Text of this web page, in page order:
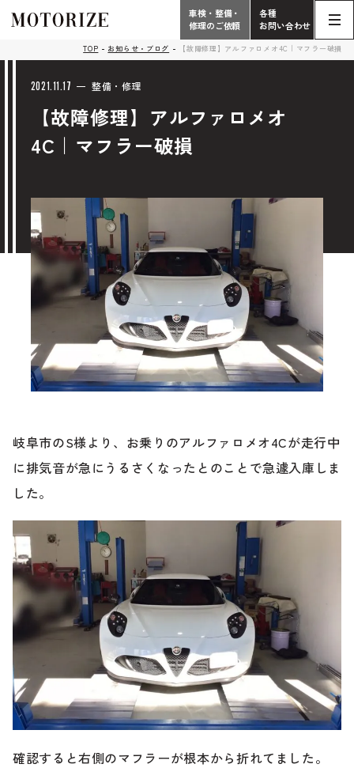
こだわり
中古車販売・在庫車情報
車検・整備・修理のご依頼
中古車探しのご依頼/その他
お問い合わせフォーム
ブランド紹介
ブログ
お客様の声
ケータハム岐阜
プライバシーポリシー
Phone
電話受付時間 10:00 - 18:30（月曜定休）
タップで電話がかかります
お問い合わせ総合
058-247-8001
タップで電話がかかります
Contact Form
24時間受付対応の
買取査定のご依頼
その他のお問い合わせ
中古車探しのご依頼・レンタカーのご相談
電話・メールなどのご連絡方法意外にも、オンラインで
のご相談も可能です。
お問い合わせフォームにて、オンラインでのご連絡をご
希望ください。
Contact
車検・整備・
修理のご依頼
各種
お問い合わせ
TOP お知らせ・ブログ 【故障修理】アルファロメオ4C｜マフラー破損
2021.11.17 整備・修理
【故障修理】アルファロメオ
4C｜マフラー破損
岐阜市のS様より、お乗りのアルファロメオ4Cが走行中
に排気音が急にうるさくなったとのことで急遽入庫しま
した。
確認すると右側のマフラーが根本から折れてました。